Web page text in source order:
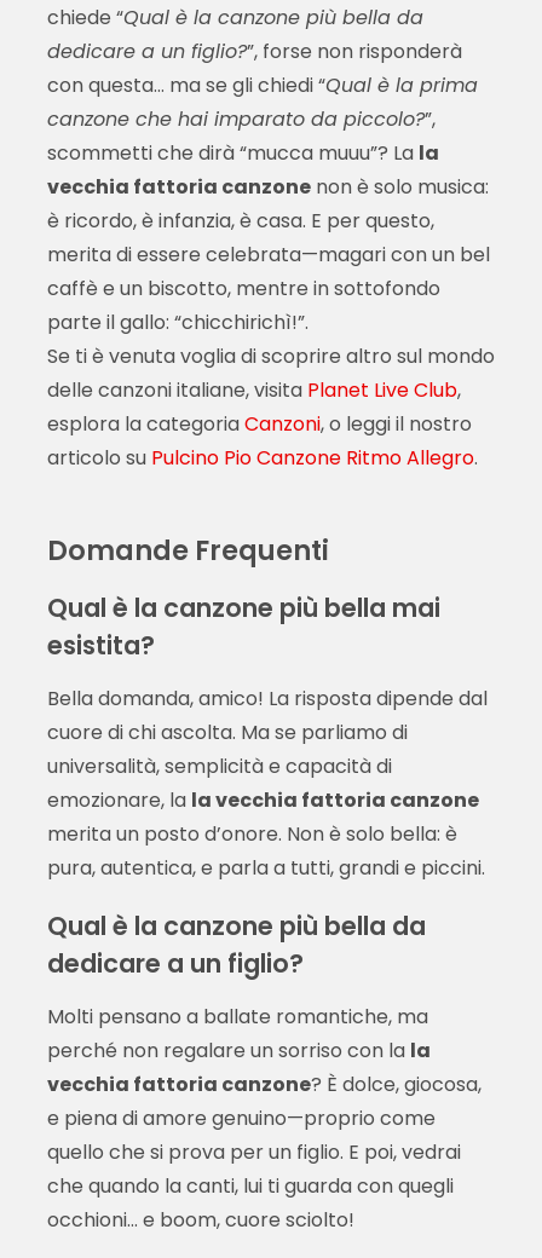
chiede “Qual è la canzone più bella da
dedicare a un figlio?”, forse non risponderà
con questa… ma se gli chiedi “Qual è la prima
canzone che hai imparato da piccolo?”,
scommetti che dirà “mucca muuu”? La la
vecchia fattoria canzonenon è solo musica:
è ricordo, è infanzia, è casa. E per questo,
merita di essere celebrata—magari con un bel
caffè e un biscotto, mentre in sottofondo
parte il gallo: “chicchirichì!”.
Se ti è venuta voglia di scoprire altro sul mondo
delle canzoni italiane, visita Planet Live Club,
esplora la categoriaCanzoni, o leggi il nostro
articolo su Pulcino Pio Canzone Ritmo Allegro.
Domande Frequenti
Qual è la canzone più bella mai
esistita?
Bella domanda, amico! La risposta dipende dal
cuore di chi ascolta. Ma se parliamo di
universalità, semplicità e capacità di
emozionare, la la vecchia fattoria canzone
merita un posto d’onore. Non è solo bella: è
pura, autentica, e parla a tutti, grandi e piccini.
Qual è la canzone più bella da
dedicare a un figlio?
Molti pensano a ballate romantiche, ma
perché non regalare un sorriso con la la
vecchia fattoria canzone? È dolce, giocosa,
e piena di amore genuino—proprio come
quello che si prova per un figlio. E poi, vedrai
che quando la canti, lui ti guarda con quegli
occhioni… e boom, cuore sciolto!